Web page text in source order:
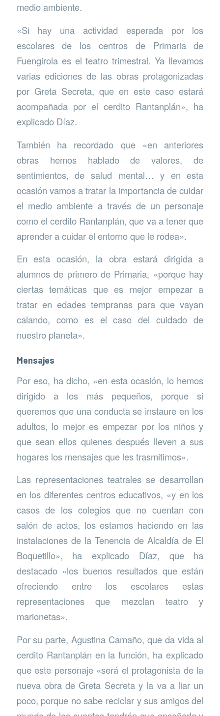
medio ambiente.
«Si hay una actividad esperada por los
escolares de los centros de Primaria de
Fuengirola es el teatro trimestral. Ya llevamos
varias ediciones de las obras protagonizadas
por Greta Secreta, que en este caso estará
acompañada por el cerdito Rantanplán», ha
explicado Díaz.
También ha recordado que «en anteriores
obras hemos hablado de valores, de
sentimientos, de salud mental… y en esta
ocasión vamos a tratar la importancia de cuidar
el medio ambiente a través de un personaje
como el cerdito Rantanplán, que va a tener que
aprender a cuidar el entorno que le rodea».
En esta ocasión, la obra estará dirigida a
alumnos de primero de Primaria, «porque hay
ciertas temáticas que es mejor empezar a
tratar en edades tempranas para que vayan
calando, como es el caso del cuidado de
nuestro planeta».
Mensajes
Por eso, ha dicho, «en esta ocasión, lo hemos
dirigido a los más pequeños, porque si
queremos que una conducta se instaure en los
adultos, lo mejor es empezar por los niños y
que sean ellos quienes después lleven a sus
hogares los mensajes que les trasmitimos».
Las representaciones teatrales se desarrollan
en los diferentes centros educativos, «y en los
casos de los colegios que no cuentan con
salón de actos, los estamos haciendo en las
instalaciones de la Tenencia de Alcaldía de El
Boquetillo», ha explicado Díaz, que ha
destacado «los buenos resultados que están
ofreciendo entre los escolares estas
representaciones que mezclan teatro y
marionetas».
Por su parte, Agustina Camaño, que da vida al
cerdito Rantanplán en la función, ha explicado
que este personaje «será el protagonista de la
nueva obra de Greta Secreta y la va a liar un
poco, porque no sabe reciclar y sus amigos del